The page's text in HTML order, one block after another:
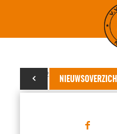
NIEUWSOVERZICHT
14 juli 2015